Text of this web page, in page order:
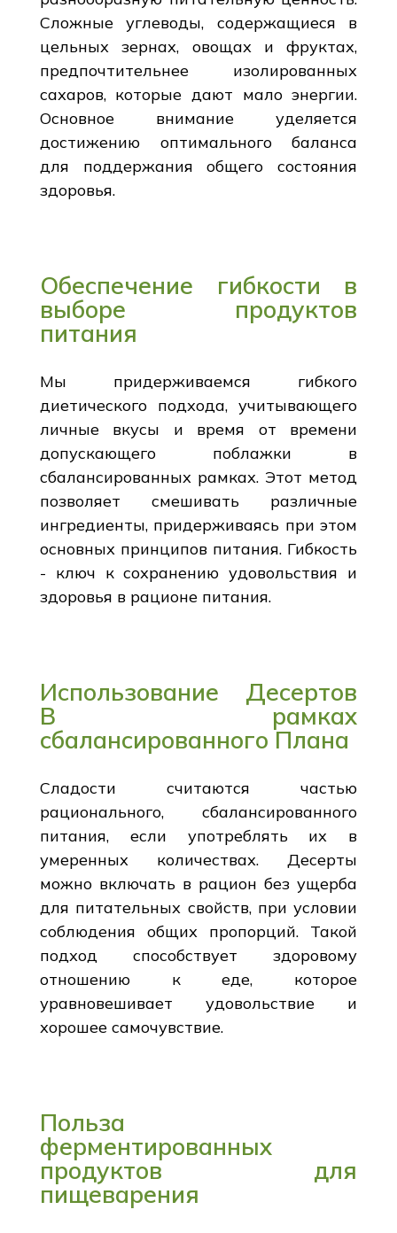
Сложные углеводы, содержащиеся в
цельных зернах, овощах и фруктах,
предпочтительнее изолированных
сахаров, которые дают мало энергии.
Основное внимание уделяется
достижению оптимального баланса
для поддержания общего состояния
здоровья.
Обеспечение гибкости в
выборе продуктов
питания
Мы придерживаемся гибкого
диетического подхода, учитывающего
личные вкусы и время от времени
допускающего поблажки в
сбалансированных рамках. Этот метод
позволяет смешивать различные
ингредиенты, придерживаясь при этом
основных принципов питания. Гибкость
- ключ к сохранению удовольствия и
здоровья в рационе питания.
Использование Десертов
В рамках
сбалансированного Плана
Сладости считаются частью
рационального, сбалансированного
питания, если употреблять их в
умеренных количествах. Десерты
можно включать в рацион без ущерба
для питательных свойств, при условии
соблюдения общих пропорций. Такой
подход способствует здоровому
отношению к еде, которое
уравновешивает удовольствие и
хорошее самочувствие.
Польза
ферментированных
продуктов для
пищеварения